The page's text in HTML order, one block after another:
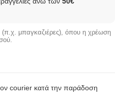
(π.χ. μπαγκαζιέρες), όπου η χρέωση
courier κατά την παράδοση